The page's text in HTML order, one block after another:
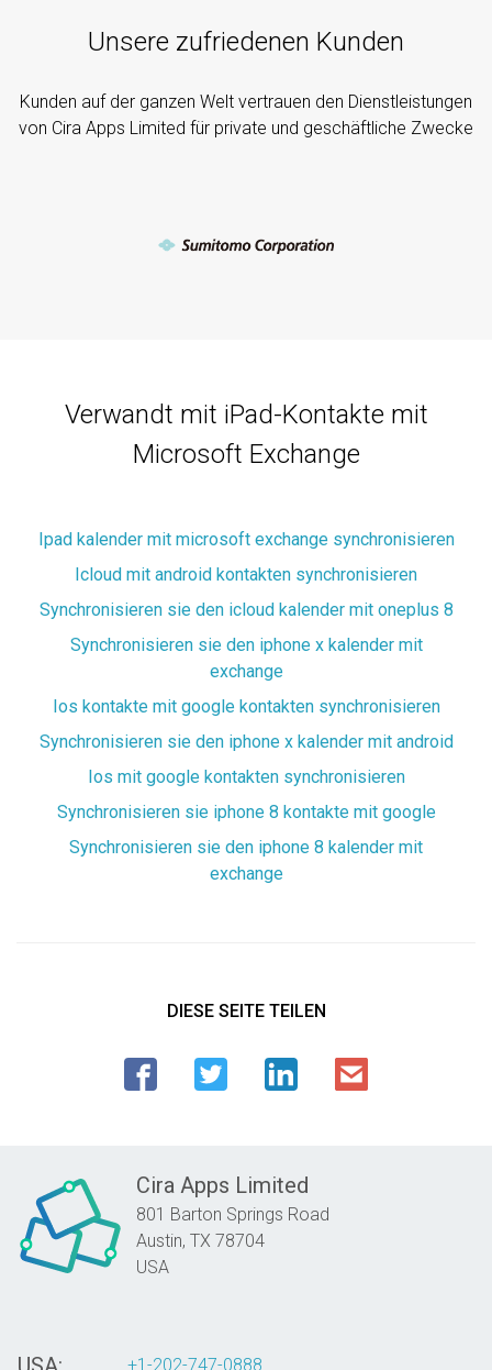
Unsere zufriedenen Kunden
Kunden auf der ganzen Welt vertrauen den Dienstleistungen
von Cira Apps Limited für private und geschäftliche Zwecke
Verwandt mit iPad-Kontakte mit
Microsoft Exchange
Ipad kalender mit microsoft exchange synchronisieren
Icloud mit android kontakten synchronisieren
Synchronisieren sie den icloud kalender mit oneplus 8
Synchronisieren sie den iphone x kalender mit
exchange
Ios kontakte mit google kontakten synchronisieren
Synchronisieren sie den iphone x kalender mit android
Ios mit google kontakten synchronisieren
Synchronisieren sie iphone 8 kontakte mit google
Synchronisieren sie den iphone 8 kalender mit
exchange
DIESE SEITE TEILEN
Cira Apps Limited
801 Barton Springs Road
Austin, TX 78704
USA
+1-202-747-0888